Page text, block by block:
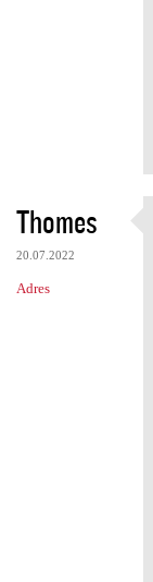
Thomes
20.07.2022
Adres